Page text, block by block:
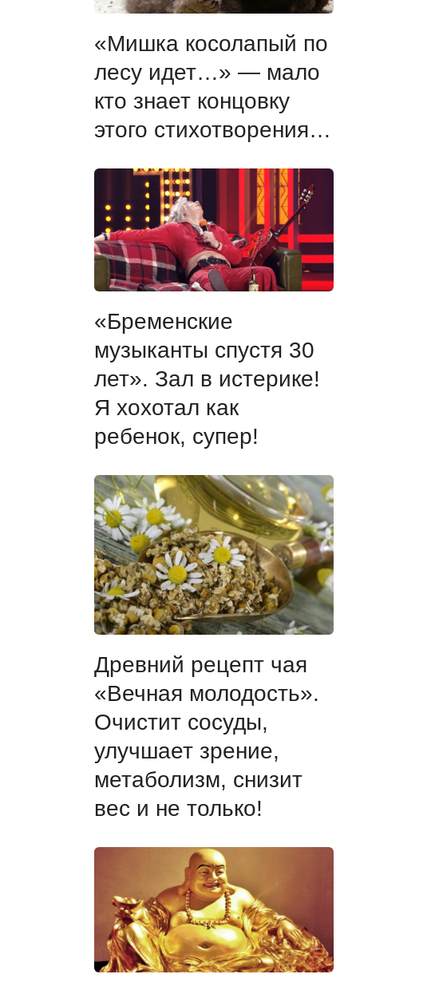
«Мишка косолапый по
лесу идет…» — мало
кто знает концовку
этого стихотворения…
«Бременские
музыканты спустя 30
лет». Зал в истерике!
Я хохотал как
ребенок, супер!
Древний рецепт чая
«Вечная молодость».
Очистит сосуды,
улучшает зрение,
метаболизм, снизит
вес и не только!